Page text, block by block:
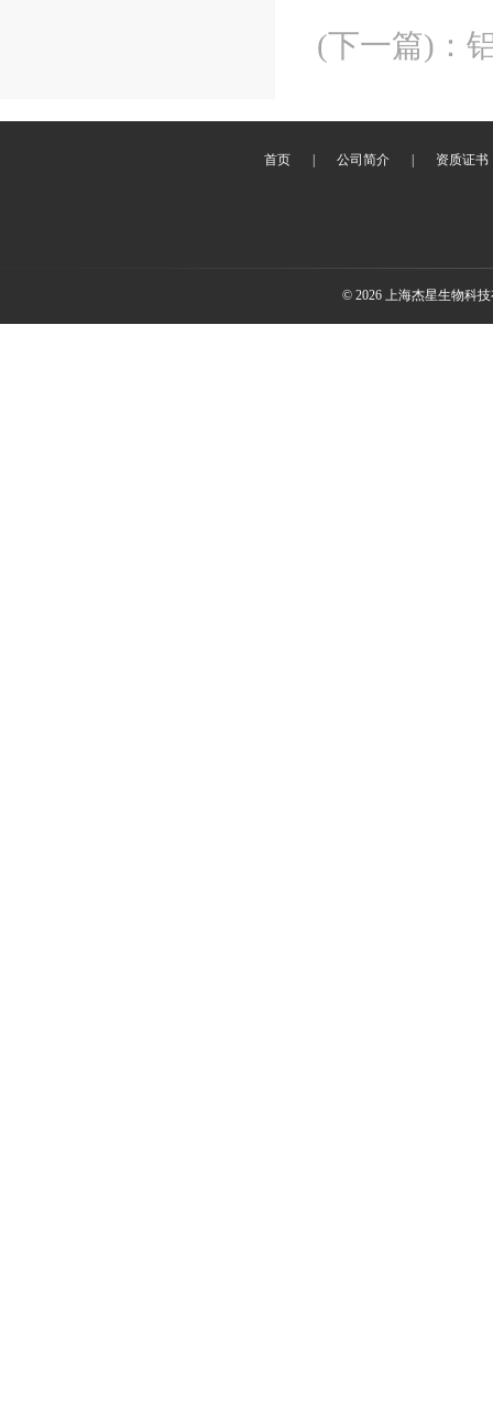
(下一篇) ：
首页 公司简介 资质证书
© 2026 上海杰星生物科